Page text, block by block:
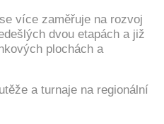
více zaměřuje na rozvoj
dvou etapách a již
plochách a
a turnaje na regionální